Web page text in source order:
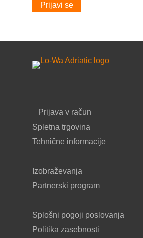
Prijavi se
Prijava v račun
Spletna trgovina
Tehnične informacije
Izobraževanja
Partnerski program
Splošni pogoji poslovanja
Politika zasebnosti